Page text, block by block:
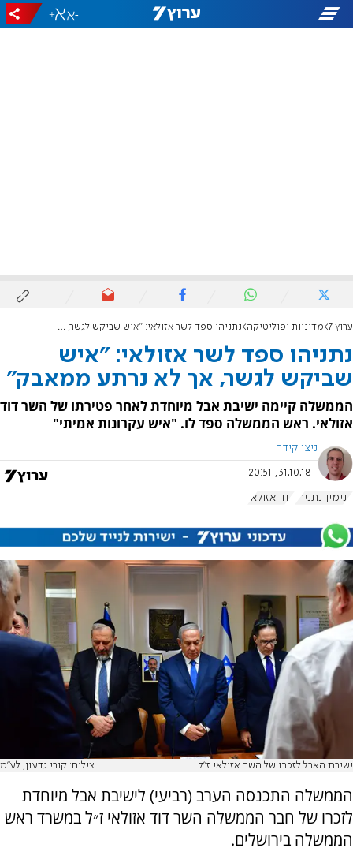
-
+
ערוץ 7 מדיניות ופוליטיקה נתניהו ספד לשר אזולאי: "איש שביקש לגשר, אך לא נרתע ממאבק"
נתניהו ספד לשר אזולאי: "איש
שביקש לגשר, אך לא נרתע ממאבק"
הממשלה קיימה ישיבת אבל מיוחדת לאחר פטירתו של השר דוד
אזולאי. ראש הממשלה ספד לו. "איש עקרונות אמיתי"
ניצן קידר
31.10.18, 20:51
בנימין נתניהו דוד אזולאי
ישיבת האבל לזכרו של השר אזולאי ז"ל צילום: קובי גדעון, לע"מ
הממשלה התכנסה הערב (רביעי) לישיבת אבל מיוחדת
לזכרו של חבר הממשלה השר דוד אזולאי ז״ל במשרד ראש
הממשלה בירושלים.